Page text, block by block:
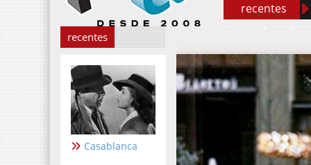
recentes
recentes
Casablanca
Mostrando